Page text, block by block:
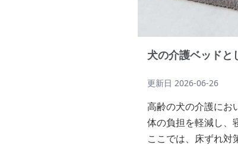
犬の介護ベッドと
更新日 2026-06-26
高齢の犬の介護にお
体の負担を軽減し、
ここでは、床ずれ対